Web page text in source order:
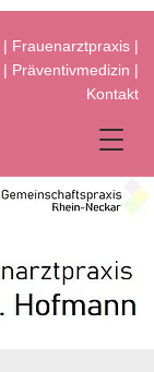
| Frauenarztpraxis |
| Präventivmedizin |
Kontakt